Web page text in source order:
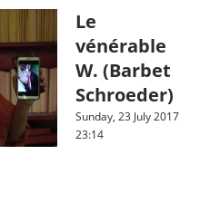
Le
vénérable
W. (Barbet
Schroeder)
Sunday, 23 July 2017
23:14